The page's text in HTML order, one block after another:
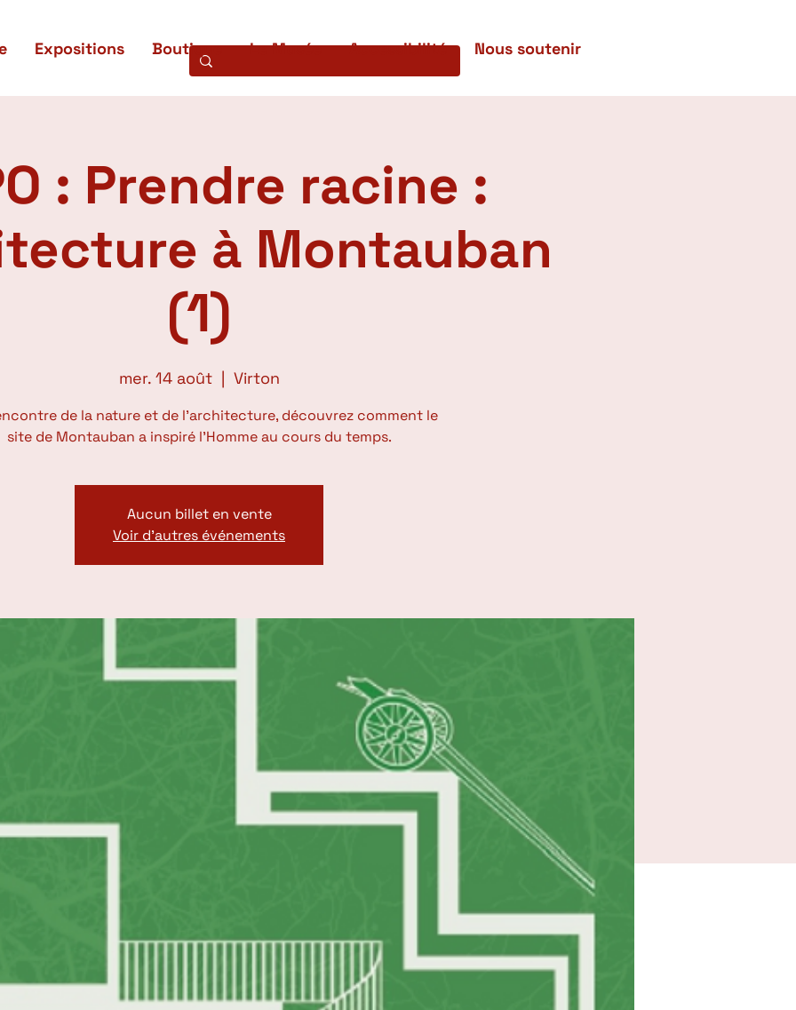
Expositions Boutique Le Musée Accessibilité Nous soutenir
: Prendre racine :
à Montauban
(1)
mer. 14 août
  |
Virton
de la nature et de l’architecture, découvrez comment le
site de Montauban a inspiré l’Homme au cours du temps.
Aucun billet en vente
Voir d'autres événements